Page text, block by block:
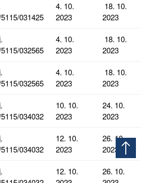
031425
4. 10.
2023
18. 10.
2023
032565
4. 10.
2023
18. 10.
2023
032565
4. 10.
2023
18. 10.
2023
034032
10. 10.
2023
24. 10.
2023
034032
12. 10.
2023
26. 10.
2023
12. 10.
26. 10.